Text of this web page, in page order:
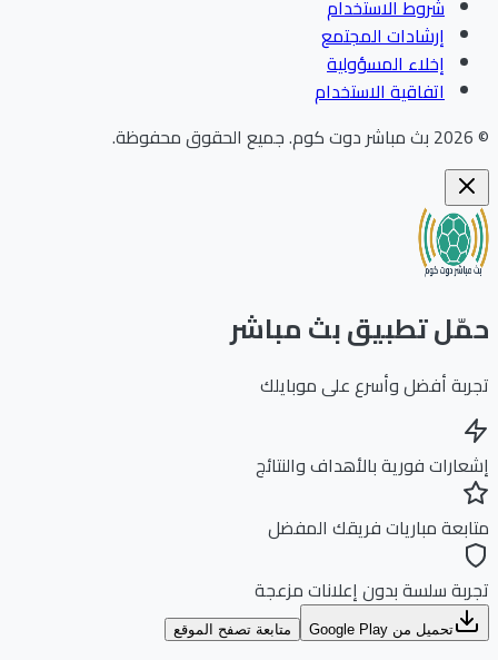
شروط الاستخدام
إرشادات المجتمع
إخلاء المسؤولية
اتفاقية الاستخدام
بث مباشر دوت كوم.جميع الحقوق محفوظة.
تطبيق بث مباشر
أفضل وأسرع على موبايلك
فورية بالأهداف والنتائج
مباريات فريقك المفضل
سلسة بدون إعلانات مزعجة
تحميل من Google Play متابعة تصفح الموقع